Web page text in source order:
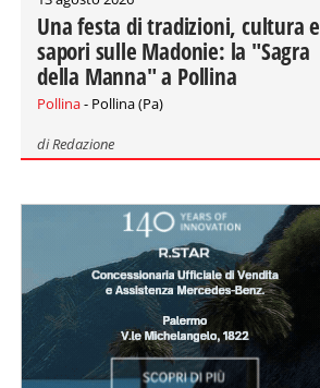
Una festa di tradizioni, cultura e
sapori sulle Madonie: la "Sagra
della Manna" a Pollina
Pollina- Pollina (Pa)
diRedazione